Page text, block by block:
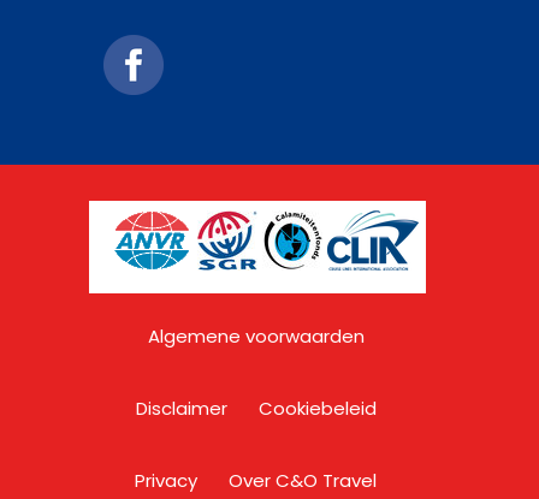
Algemene voorwaarden
Disclaimer Cookiebeleid
Privacy Over C&O Travel